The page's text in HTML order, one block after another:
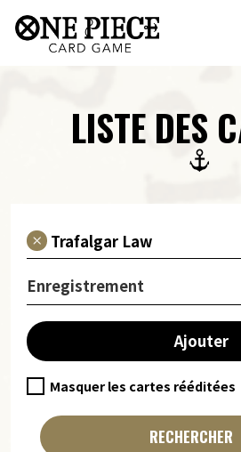
LISTE DES
Enregistrement
Ajouter
Masquer les cartes rééditées
RECHERCHER